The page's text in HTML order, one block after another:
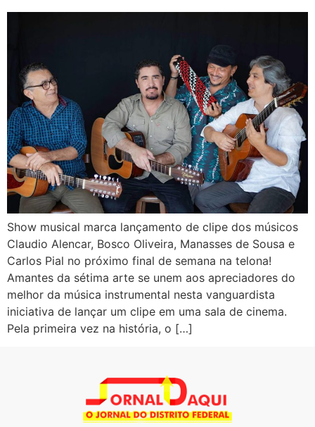
Show musical marca lançamento de clipe dos músicos
Claudio Alencar, Bosco Oliveira, Manasses de Sousa e
Carlos Pial no próximo final de semana na telona!
Amantes da sétima arte se unem aos apreciadores do
melhor da música instrumental nesta vanguardista
iniciativa de lançar um clipe em uma sala de cinema.
Pela primeira vez na história, o […]